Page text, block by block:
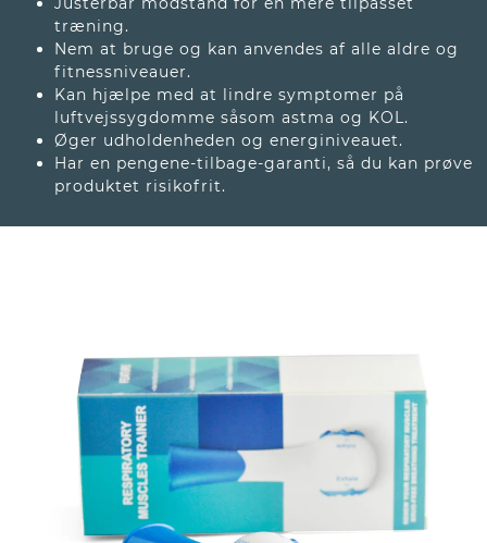
træning.
Nem at bruge og kan anvendes af alle aldre og
fitnessniveauer.
Kan hjælpe med at lindre symptomer på
luftvejssygdomme såsom astma og KOL.
Øger udholdenheden og energiniveauet.
Har en pengene-tilbage-garanti, så du kan prøve
produktet risikofrit.